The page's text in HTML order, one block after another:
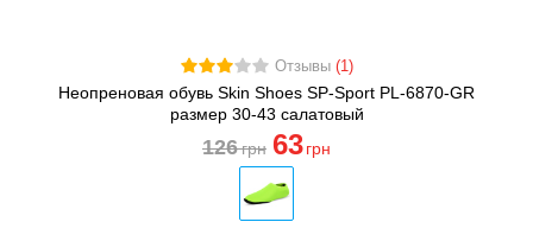
Отзывы (1)
Неопреновая обувь Skin Shoes SP-Sport PL-6870-GR
размер 30-43 салатовый
126грн 63 грн